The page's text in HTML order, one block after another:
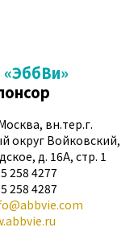
вн.тер.г.
округ Войковский,
д. 16А, стр. 1
258 4277
258 4287